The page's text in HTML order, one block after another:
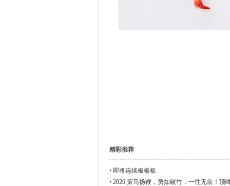
精彩推荐
• 即将连续板板板
• 2026 策马扬鞭，势如破竹，一往无前！顶